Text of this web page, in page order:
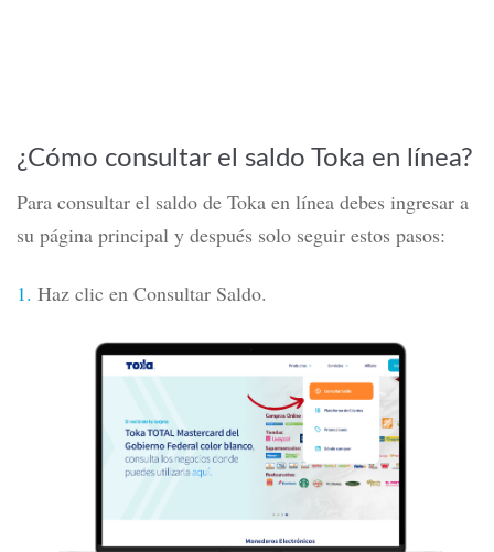
¿Cómo consultar el saldo Toka en línea?
Para consultar el saldo de Toka en línea debes ingresar a
su página principal y después solo seguir estos pasos:
1. Haz clic en Consultar Saldo.